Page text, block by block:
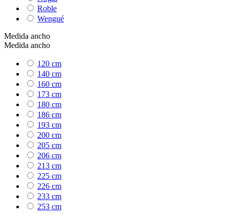
Roble
Wengué
Medida ancho
Medida ancho
120 cm
140 cm
160 cm
173 cm
180 cm
186 cm
193 cm
200 cm
205 cm
206 cm
213 cm
225 cm
226 cm
233 cm
253 cm